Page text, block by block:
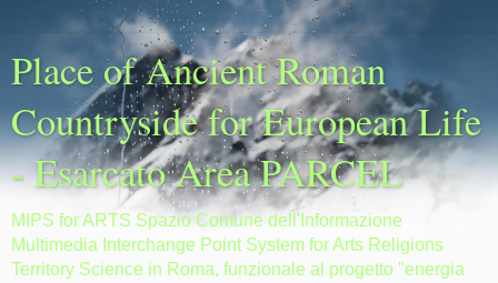
Place of Ancient Roman
Countryside for European Life
- Esarcato Area PARCEL
MIPS for ARTS Spazio Comune dell'Informazione
Multimedia Interchange Point System for Arts Religions
Territory Science in Roma, funzionale al progetto "energia